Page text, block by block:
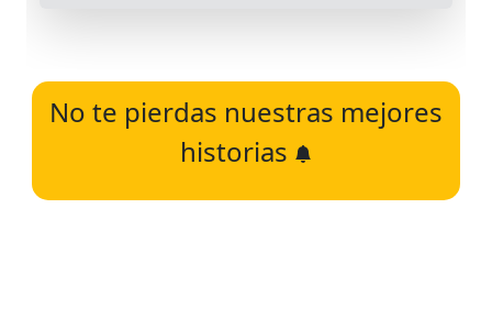
No te pierdas nuestras mejores
historias